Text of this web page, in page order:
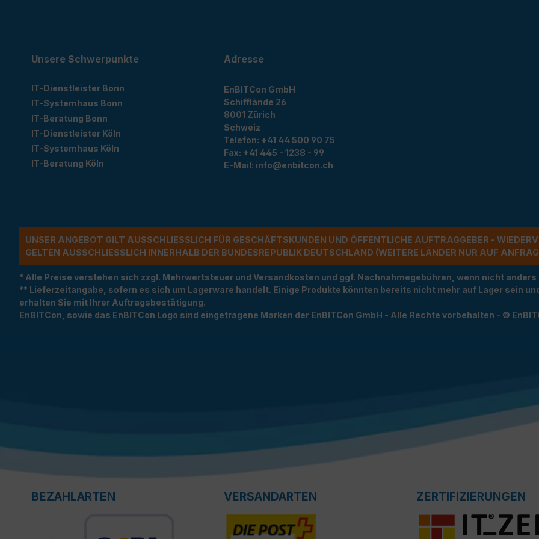
Unsere Schwerpunkte
IT-Dienstleister Bonn
IT-Systemhaus Bonn
IT-Beratung Bonn
IT-Dienstleister Köln
IT-Systemhaus Köln
IT-Beratung Köln
Adresse
EnBITCon GmbH
Schifflände 26
8001 Zürich
Schweiz
Telefon: +41 44 500 90 75
Fax: +41 445 - 1238 - 99
E-Mail: info@enbitcon.ch
UNSER ANGEBOT GILT AUSSCHLIESSLICH FÜR GESCHÄFTSKUNDEN UND ÖFFENTLICHE AUFTRAGGEBER -
ELTEN AUSSCHLIESSLICH INNERHALB DER BUNDESREPUBLIK DEUTSCHLAND (WEITERE LÄNDER NUR AUF ANFRAGE)
* Alle Preise verstehen sich zzgl. Mehrwertsteuer und Versandkosten und ggf. Nachnahmegebühren, wenn nicht
** Lieferzeitangabe, sofern es sich um Lagerware handelt. Einige Produkte könnten bereits nicht mehr auf Lager sein
erhalten Sie mit Ihrer Auftragsbestätigung.
EnBITCon, sowie das EnBITCon Logo sind eingetragene Marken der EnBITCon GmbH - Alle Rechte vorbehalten - ©
BEZAHLARTEN VERSANDARTEN ZERTIFIZIERUNGEN